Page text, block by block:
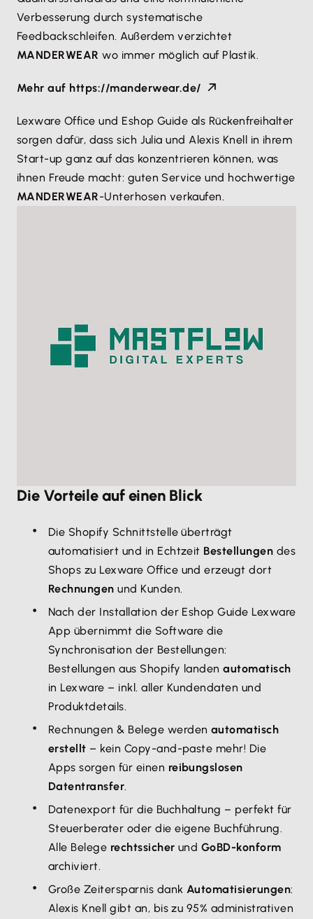
Verbesserung durch systematische
Feedbackschleifen. Außerdem verzichtet
MANDERWEAR wo immer möglich auf Plastik.
Mehr auf https://manderwear.de/
Lexware Office und Eshop Guide als Rückenfreihalter
sorgen dafür, dass sich Julia und Alexis Knell in ihrem
Start-up ganz auf das konzentrieren können, was
ihnen Freude macht: guten Service und hochwertige
MANDERWEAR-Unterhosen verkaufen.
Die Vorteile auf einen Blick
Die Shopify Schnittstelle überträgt
automatisiert und in Echtzeit Bestellungen des
Shops zu Lexware Office und erzeugt dort
Rechnungen und Kunden.
Nach der Installation der Eshop Guide Lexware
App übernimmt die Software die
Synchronisation der Bestellungen:
Bestellungen aus Shopify landenautomatisch
in Lexware – inkl. aller Kundendaten und
Produktdetails.
Rechnungen & Belege werden automatisch
erstellt – kein Copy-and-paste mehr! Die
Apps sorgen für einen reibungslosen
Datentransfer.
Datenexport für die Buchhaltung – perfekt für
Steuerberater oder die eigene Buchführung.
Alle Belege rechtssicher und GoBD-konform
archiviert.
Große Zeitersparnis dank Automatisierungen:
Alexis Knell gibt an, bis zu 95% administrativen